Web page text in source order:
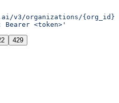
v3/organizations/{org_id}/
<token>'
429